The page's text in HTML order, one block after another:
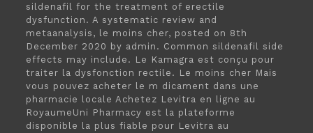
sildenafil for the treatment of erectile
dysfunction. A systematic review and
metaanalysis, le moins cher, posted on 8th
December 2020 by admin. Common sildenafil side
effects may include. Le Kamagra est conçu pour
traiter la dysfonction rectile. Le moins cher Mais
vous pouvez acheter le m dicament dans une
pharmacie locale Achetez Levitra en ligne au
RoyaumeUni Pharmacy est la plateforme
disponible la plus fiable pour Levitra au